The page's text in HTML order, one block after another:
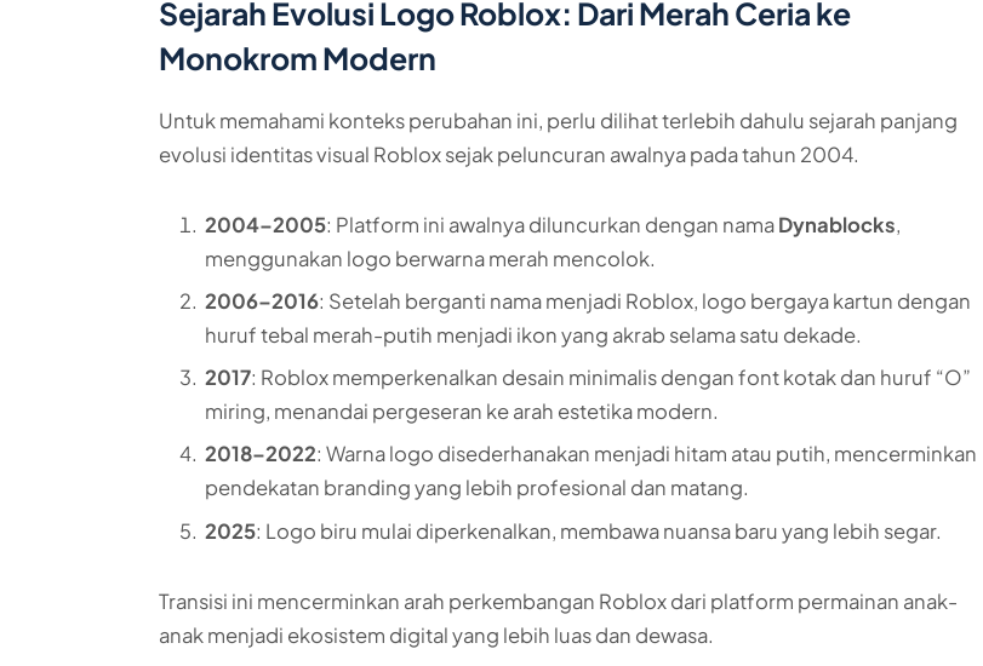
Sejarah Evolusi Logo Roblox: Dari Merah Ceria ke
Monokrom Modern
Untuk memahami konteks perubahan ini, perlu dilihat terlebih dahulu sejarah panjang
evolusi identitas visual Roblox sejak peluncuran awalnya pada tahun 2004.
2004–2005: Platform ini awalnya diluncurkan dengan namaDynablocks,
menggunakan logo berwarna merah mencolok.
2006–2016: Setelah berganti nama menjadi Roblox, logo bergaya kartun dengan
huruf tebal merah-putih menjadi ikon yang akrab selama satu dekade.
2017: Roblox memperkenalkan desain minimalis dengan font kotak dan huruf “O”
miring, menandai pergeseran ke arah estetika modern.
2018–2022: Warna logo disederhanakan menjadi hitam atau putih, mencerminkan
pendekatan branding yang lebih profesional dan matang.
2025: Logo biru mulai diperkenalkan, membawa nuansa baru yang lebih segar.
Transisi ini mencerminkan arah perkembangan Roblox dari platform permainan anak-
anak menjadi ekosistem digital yang lebih luas dan dewasa.